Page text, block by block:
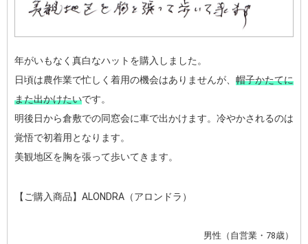
年がいもなく真白なハットを購入しました。
日頃は農作業で忙しく着用の機会はありませんが、 帽子かたてに
また出かけたいです。
明後日から倉敷での同窓会に車で出かけます。冷やかされるのは
覚悟で初着用となります。
美観地区を胸を張って歩いてきます。
【ご購入商品】ALONDRA（アロンドラ）
男性（自営業・78歳）